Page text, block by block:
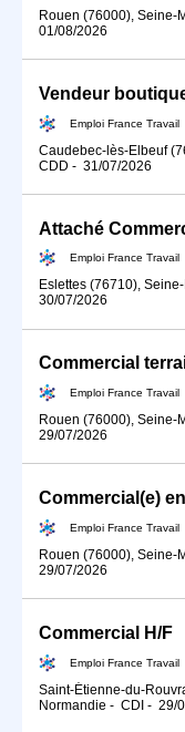
Rouen (76000), Seine-
01/08/2026
Vendeur
Emploi France Travail
Caudebec-lès-Elbeuf
CDD - 31/07/2026
Attaché
Emploi France Travail
Eslettes (76710),
30/07/2026
Commercial
Emploi France Travail
Rouen (76000), Seine-
29/07/2026
Emploi France Travail
Rouen (76000), Seine-
29/07/2026
Commercial H/F
Emploi France Travail
Saint-Étienne-du-
Normandie - CDI - 29/